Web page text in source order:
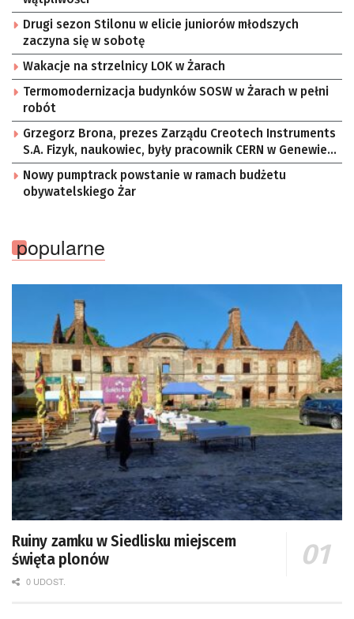
Drugi sezon Stilonu w elicie juniorów młodszych
zaczyna się w sobotę
Wakacje na strzelnicy LOK w Żarach
Termomodernizacja budynków SOSW w Żarach w pełni
robót
Grzegorz Brona, prezes Zarządu Creotech Instruments
S.A. Fizyk, naukowiec, były pracownik CERN w Genewie,
przedsiębiorca i nauczyciel akademicki, doktor
habilitowany nauk fizycznych, koordynator Rady
Sektorowej ds. Kompetencji Przemysłu Lotniczo-
Nowy pumptrack powstanie w ramach budżetu
obywatelskiego Żar
popularne
Ruiny zamku w Siedlisku miejscem
święta plonów
0 UDOST.